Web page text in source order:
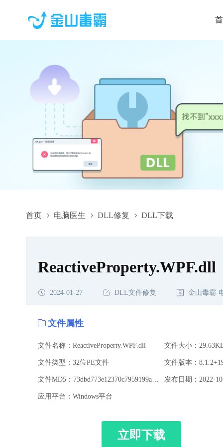
首页 电脑医生 DLL修复 DLL下载
ReactiveProperty.WPF.dll,ReactiveProperty.WPF.dll下载
ReactiveProperty.WPF.dll
2024-01-27 DLL文件修复 金山毒霸-
文件属性
文件名称：ReactiveProperty.WPF.dll 文件大小：
文件类型：32位PE文件
发布日期：2022-
应用平台：Windows平台
立即下载